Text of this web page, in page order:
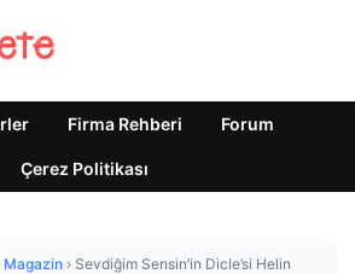
Firma Rehberi Forum
Çerez Politikası
Magazin › Sevdiğim Sensin’in Dicle’si Helin